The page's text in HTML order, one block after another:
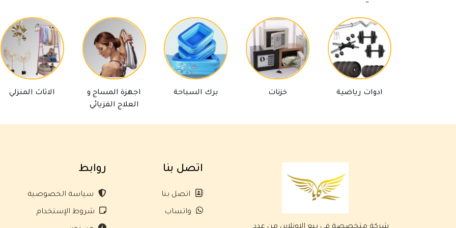
ادوات رياضية خزنات برك السباحة
اجهزة المساج و
العلاج الفزيائي
الاثاث المنزلي
اتصل بنا
اتصل بنا
واتساب
روابط
سياسة الخصوصية
شروط الإستخدام